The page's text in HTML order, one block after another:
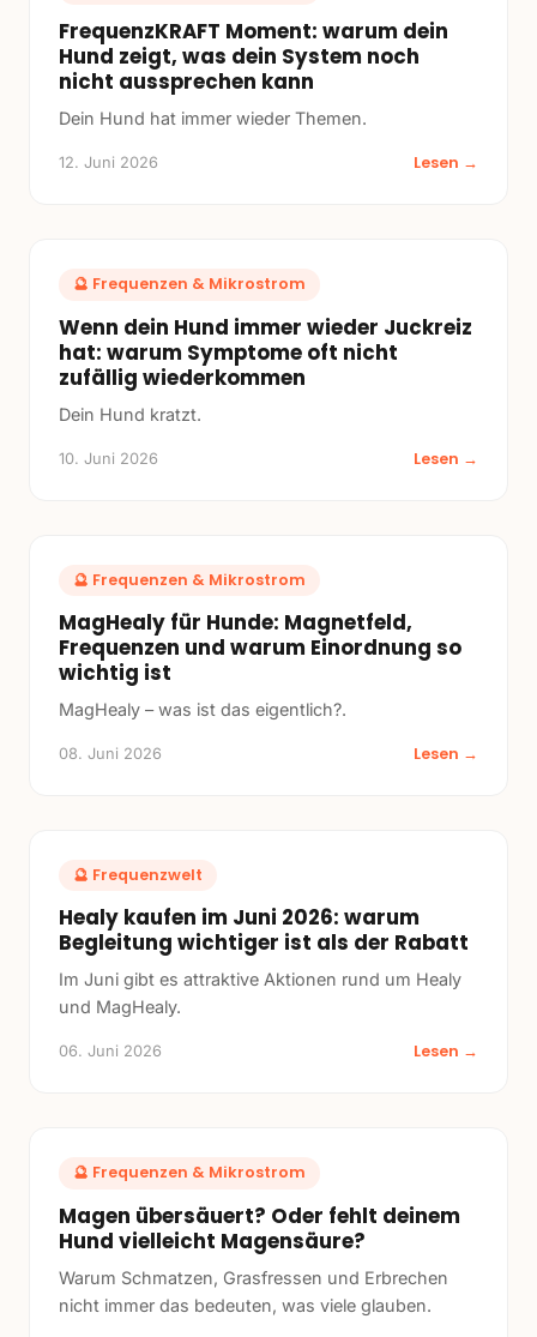
FrequenzKRAFT Moment: warum dein
Hund zeigt, was dein System noch
nicht aussprechen kann
Dein Hund hat immer wieder Themen.
12. Juni 2026 Lesen →
🔮 Frequenzen & Mikrostrom
Wenn dein Hund immer wieder Juckreiz
hat: warum Symptome oft nicht
zufällig wiederkommen
Dein Hund kratzt.
10. Juni 2026 Lesen →
🔮 Frequenzen & Mikrostrom
MagHealy für Hunde: Magnetfeld,
Frequenzen und warum Einordnung so
wichtig ist
MagHealy – was ist das eigentlich?.
08. Juni 2026 Lesen →
🔮 Frequenzwelt
Healy kaufen im Juni 2026: warum
Begleitung wichtiger ist als der Rabatt
Im Juni gibt es attraktive Aktionen rund um Healy
und MagHealy.
06. Juni 2026 Lesen →
🔮 Frequenzen & Mikrostrom
Magen übersäuert? Oder fehlt deinem
Hund vielleicht Magensäure?
Warum Schmatzen, Grasfressen und Erbrechen
nicht immer das bedeuten, was viele glauben.